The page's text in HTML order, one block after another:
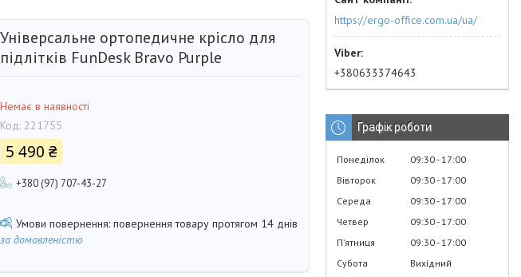
Універсальне ортопедичне крісло для
підлітків FunDesk Bravo Purple
Немає в наявності
Код: 221755
5 490 ₴
+380 (97) 707-43-27
повернення товару протягом 14 днів
за домовленістю
https://ergo-office.com.ua/ua/
+380633374643
Графік роботи
Понеділок 09:30 17:00
Вівторок
09:30 17:00
Середа
09:30 17:00
Четвер
09:30 17:00
Пʼятниця
09:30 17:00
Субота
Вихідний